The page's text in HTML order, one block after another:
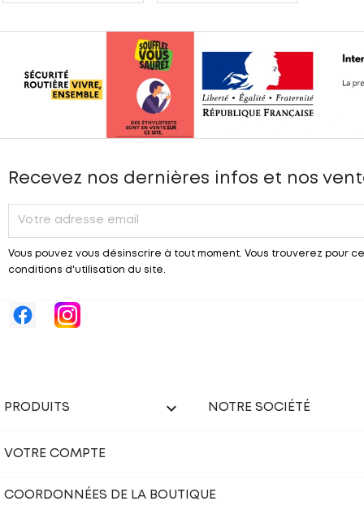
Recevez nos dernières infos et nos
Vous pouvez vous désinscrire à tout moment. Vous trouverez pour
conditions d'utilisation du site.
PRODUITS  NOTRE SOCIÉTÉ
VOTRE COMPTE
COORDONNÉES DE LA BOUTIQUE